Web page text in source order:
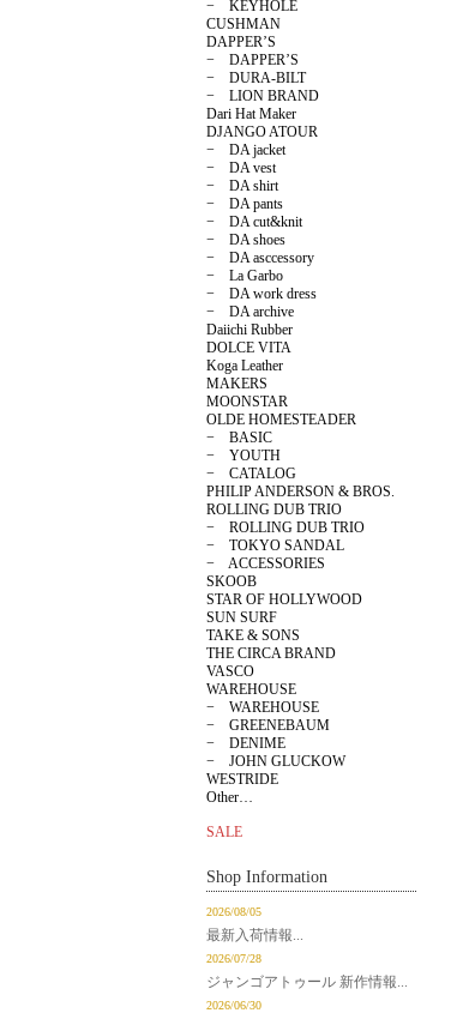
− KEYHOLE
CUSHMAN
DAPPER’S
− DAPPER’S
− DURA-BILT
− LION BRAND
Dari Hat Maker
DJANGO ATOUR
− DA jacket
− DA vest
− DA shirt
− DA pants
− DA cut&knit
− DA shoes
− DA asccessory
− La Garbo
− DA work dress
− DA archive
Daiichi Rubber
DOLCE VITA
Koga Leather
MAKERS
MOONSTAR
OLDE HOMESTEADER
− BASIC
− YOUTH
− CATALOG
PHILIP ANDERSON & BROS.
ROLLING DUB TRIO
− ROLLING DUB TRIO
− TOKYO SANDAL
− ACCESSORIES
SKOOB
STAR OF HOLLYWOOD
SUN SURF
TAKE & SONS
THE CIRCA BRAND
VASCO
WAREHOUSE
− WAREHOUSE
− GREENEBAUM
− DENIME
− JOHN GLUCKOW
WESTRIDE
Other…
SALE
Shop Information
2026/08/05
最新入荷情報...
2026/07/28
ジャンゴアトゥール 新作情報...
2026/06/30